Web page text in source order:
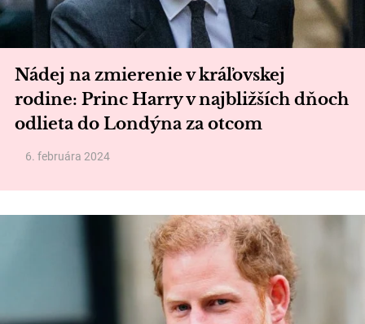
Nádej na zmierenie v kráľovskej
rodine: Princ Harry v najbližších dňoch
odlieta do Londýna za otcom
6. februára 2024